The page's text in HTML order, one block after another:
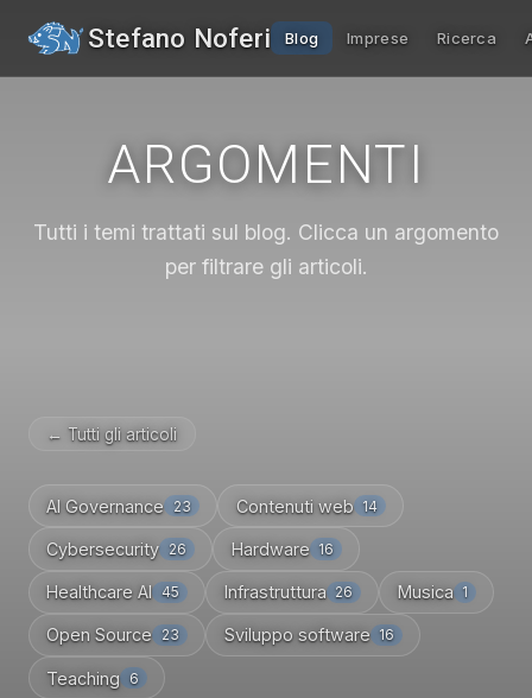
Stefano Noferi Blog Imprese Ricerca
ARGOMENTI
Tutti i temi trattati sul blog. Clicca un argomento
per filtrare gli articoli.
← Tutti gli articoli
AI Governance 23 Contenuti web 14
Cybersecurity 26 Hardware 16
Healthcare AI 45 Infrastruttura 26 Musica 1
Open Source 23 Sviluppo software 16
Teaching 6